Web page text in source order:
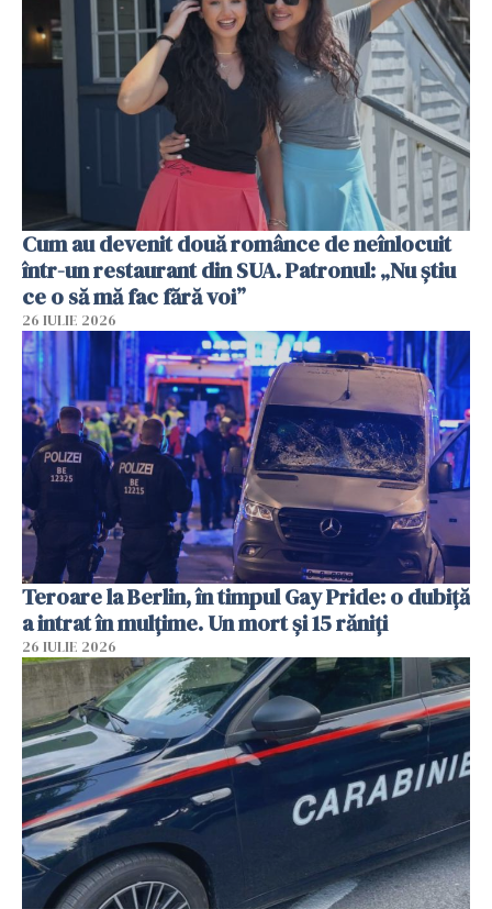
Cum au devenit două românce de neînlocuit
într-un restaurant din SUA. Patronul: „Nu știu
ce o să mă fac fără voi”
26 IULIE 2026
Teroare la Berlin, în timpul Gay Pride: o dubiță
a intrat în mulțime. Un mort și 15 răniți
26 IULIE 2026